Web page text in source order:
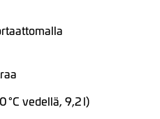
°C vedellä, 9,2 l)